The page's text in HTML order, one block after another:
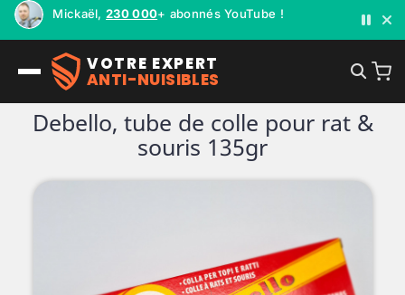
Mickaël, 230 000+ abonnés YouTube !
VOTRE EXPERT
ANTI-NUISIBLES
Debello, tube de colle pour rat &
souris 135gr